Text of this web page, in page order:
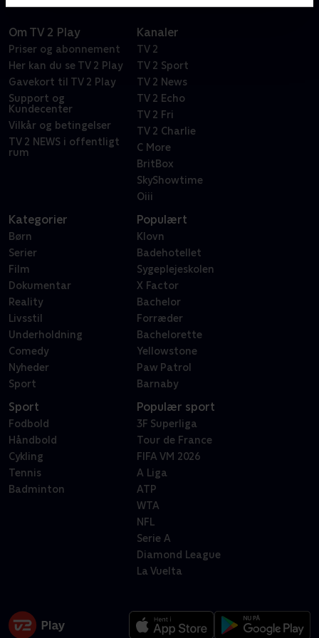
Om TV 2 Play
Priser og abonnement
Her kan du se TV 2 Play
Gavekort til TV 2 Play
Support og
Kundecenter
Vilkår og betingelser
TV 2 NEWS i offentligt
rum
Kanaler
TV 2
TV 2 Sport
TV 2 News
TV 2 Echo
TV 2 Fri
TV 2 Charlie
C More
BritBox
SkyShowtime
Oiii
Kategorier
Børn
Serier
Film
Dokumentar
Reality
Livsstil
Underholdning
Comedy
Nyheder
Sport
Populært
Klovn
Badehotellet
Sygeplejeskolen
X Factor
Bachelor
Forræder
Bachelorette
Yellowstone
Paw Patrol
Barnaby
Sport
Fodbold
Håndbold
Cykling
Tennis
Badminton
Populær sport
3F Superliga
Tour de France
FIFA VM 2026
A Liga
ATP
WTA
NFL
Serie A
Diamond League
La Vuelta